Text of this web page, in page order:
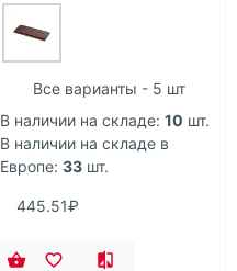
Все варианты - 5 шт
В наличии на складе: 10 шт.
В наличии на складе в
Европе: 33 шт.
445.51₽